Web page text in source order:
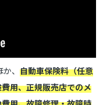
、 自動車保険料（任意
用、正規販売店でのメ